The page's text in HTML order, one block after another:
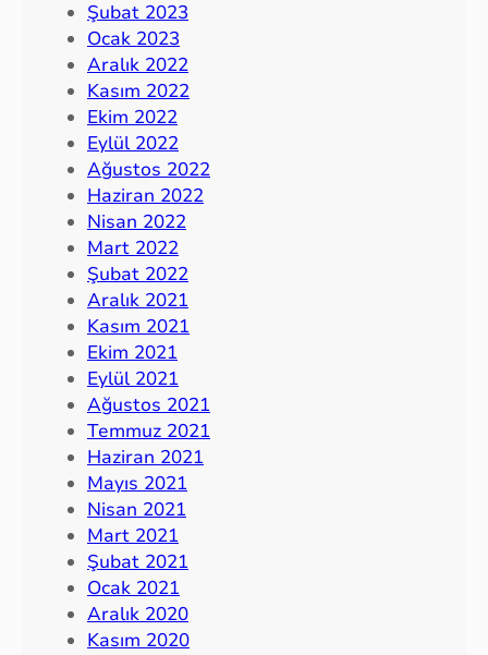
Şubat 2023
Ocak 2023
Aralık 2022
Kasım 2022
Ekim 2022
Eylül 2022
Ağustos 2022
Haziran 2022
Nisan 2022
Mart 2022
Şubat 2022
Aralık 2021
Kasım 2021
Ekim 2021
Eylül 2021
Ağustos 2021
Temmuz 2021
Haziran 2021
Mayıs 2021
Nisan 2021
Mart 2021
Şubat 2021
Ocak 2021
Aralık 2020
Kasım 2020